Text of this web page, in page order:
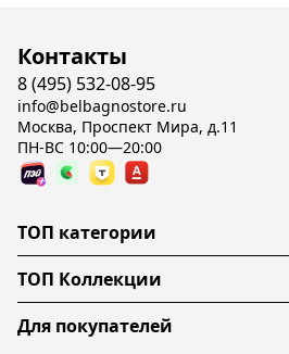
Контакты
8 (495) 532-08-95
info@belbagnostore.ru
Москва, Проспект Мира, д.11
ПН-ВС 10:00—20:00
ТОП категории
ТОП Коллекции
Для покупателей